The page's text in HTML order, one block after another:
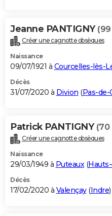
Jeanne PANTIGNY
Créer une cagnotte obsèques
Naissance
09/07/1921 à Courcelles-lès-
Décès
31/07/2020 à Divion (Pas-de-
Patrick PANTIGNY (70
Créer une cagnotte obsèques
Naissance
29/03/1949 à Puteaux(
Décès
17/02/2020 à Valençay(Indre)